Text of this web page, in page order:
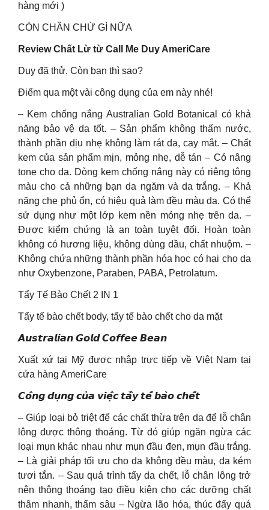
hàng mới )
CÒN CHẦN CHỪ GÌ NỮA
Review Chất Lừ từ Call Me Duy AmeriCare
Duy đã thử. Còn bạn thì sao?
Điểm qua một vài công dụng của em này nhé!
– Kem chống nắng Australian Gold Botanical có khả
năng bảo vệ da tốt. – Sản phẩm không thấm nước,
thành phần dịu nhẹ không làm rát da, cay mắt. – Chất
kem của sản phẩm mịn, mỏng nhẹ, dễ tán – Có nâng
tone cho da. Dòng kem chống nắng này có riêng tông
màu cho cả những bạn da ngăm và da trắng. – Khả
năng che phủ ổn, có hiệu quả làm đều màu da. Có thể
sử dụng như một lớp kem nền mỏng nhẹ trên da. –
Được kiểm chứng là an toàn tuyệt đối. Hoàn toàn
không có hương liệu, không dùng dầu, chất nhuộm. –
Không chứa những thành phần hóa học có hại cho da
như Oxybenzone, Paraben, PABA, Petrolatum.
Tẩy Tế Bào Chết 2 IN 1
Tẩy tế bào chết body, tẩy tế bào chết cho da mặt
𝘼𝙪𝙨𝙩𝙧𝙖𝙡𝙞𝙖𝙣 𝙂𝙤𝙡𝙙 𝘾𝙤𝙛𝙛𝙚𝙚 𝘽𝙚𝙖𝙣
Xuất xứ tại Mỹ được nhập trực tiếp về Việt Nam tại
cửa hàng AmeriCare
𝘾𝙤̂𝙣𝙜 𝙙𝙪̣𝙣𝙜 𝙘𝙪̉𝙖 𝙫𝙞𝙚̣̂𝙘 𝙩𝙖̂̉𝙮 𝙩𝙚̂́ 𝙗𝙖̀𝙤 𝙘𝙝𝙚̂́𝙩
– Giúp loại bỏ triệt để các chất thừa trên da để lỗ chân
lông được thông thoáng. Từ đó giúp ngăn ngừa các
loại mụn khác nhau như mụn đầu đen, mụn đầu trắng.
– Là giải pháp tối ưu cho da không đều màu, da kém
tươi tắn. – Sau quá trình tẩy da chết, lỗ chân lông trở
nên thông thoáng tạo điều kiện cho các dưỡng chất
thâm nhanh, thấm sâu – Ngừa lão hóa, thúc đẩy quá